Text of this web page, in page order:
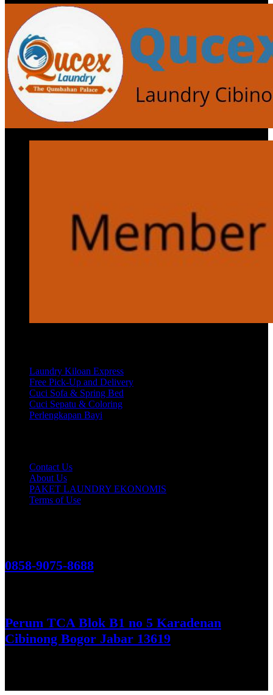
Laundry Kiloan Express
Free Pick-Up and Delivery
Cuci Sofa & Spring Bed
Cuci Sepatu & Coloring
Perlengkapan Bayi
Contact Us
About Us
PAKET LAUNDRY EKONOMIS
Terms of Use
0858-9075-8688
Perum TCA Blok B1 no 5 Karadenan
Cibinong Bogor Jabar 13619